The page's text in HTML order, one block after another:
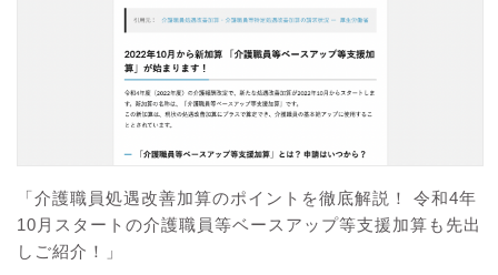
「介護職員処遇改善加算のポイントを徹底解説！ 令和4年
10月スタートの介護職員等ベースアップ等支援加算も先出
しご紹介！」